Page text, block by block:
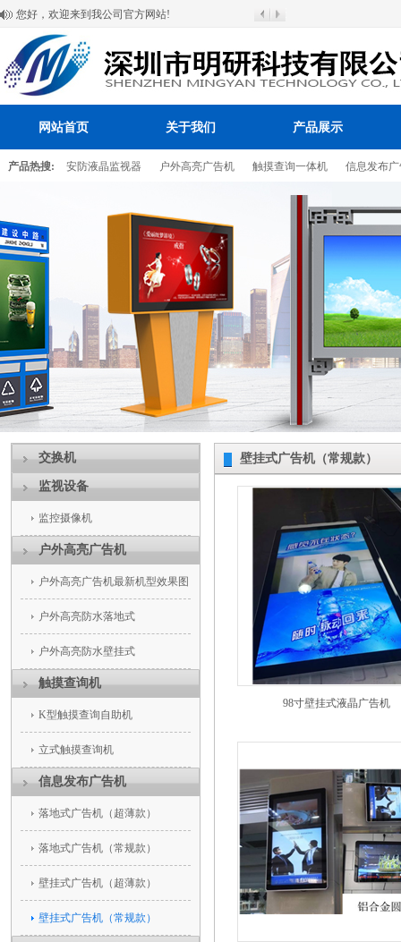
您好，欢迎来到我公司官方网站!
网站首页 关于我们 产品展示
产品热搜: 安防液晶监视器 户外高亮广告机 触摸查询一体机 信息发布
百叶窗图
交换机
监视设备
监控摄像机
户外高亮广告机
户外高亮广告机最新机型效果图
户外高亮防水落地式
户外高亮防水壁挂式
触摸查询机
K型触摸查询自助机
立式触摸查询机
信息发布广告机
落地式广告机（超薄款）
落地式广告机（常规款）
壁挂式广告机（超薄款）
壁挂式广告机（常规款）
壁挂式广告机（常规款）
98寸壁挂式液晶广告机